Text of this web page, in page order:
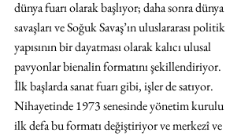
dünya fuarı olarak başlıyor; daha sonra dünya
savaşları ve Soğuk Savaş’ın uluslararası politik
yapısının bir dayatması olarak kalıcı ulusal
pavyonlar bienalin formatını şekillendiriyor.
İlk başlarda sanat fuarı gibi, işler de satıyor.
Nihayetinde 1973 senesinde yönetim kurulu
ilk defa bu formatı değiştiriyor ve merkezî ve